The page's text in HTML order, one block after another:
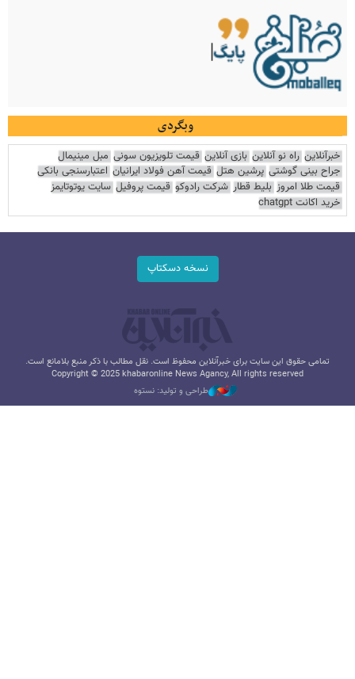
وبگردی
خبرآنلاین راه نو آنلاین بازی آنلاین قیمت تلویزیون سونی مبل مینیمال
جراح بینی گوشتی پرشین هتل قیمت آهن فولاد ایرانیان اعتبارسنجی بانکی
قیمت طلا امروز بلیط قطار شرکت رادوکو قیمت پروفیل سایت یوتوتایمز
خرید اکانت chatgpt
نسخه دسکتاپ
تمامی حقوق این سایت برای خبرآنلاین محفوظ است. نقل مطالب با ذکر منبع بلامانع است.
Copyright © 2025 khabaronline News Agancy, All rights reserved
طراحی و تولید: نستوه